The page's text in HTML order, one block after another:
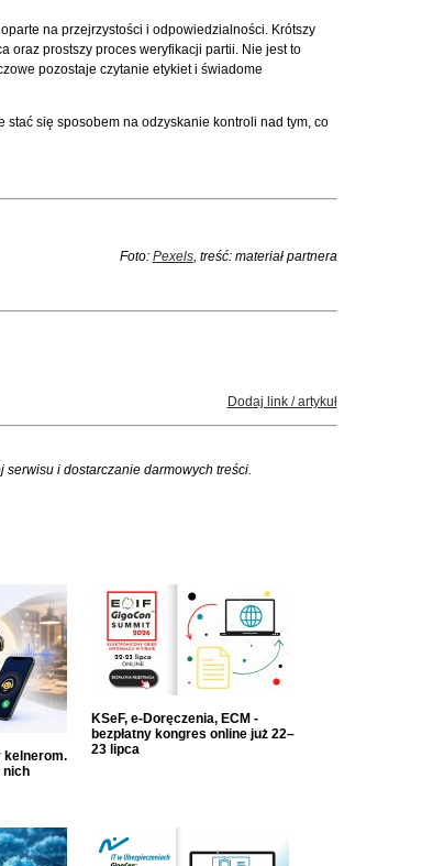
na przejrzystości i odpowiedzialności. Krótszy
oraz prostszy proces weryfikacji partii. Nie jest to
pozostaje czytanie etykiet i świadome
się sposobem na odzyskanie kontroli nad tym, co
Foto: Pexels, treść: materiał partnera
Dodaj link / artykuł
serwisu i dostarczanie darmowych treści.
kelnerom.
nich
KSeF, e-Doręczenia, ECM -
bezpłatny kongres online już 22–
23 lipca